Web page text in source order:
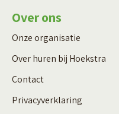
Over ons
Onze organisatie
Over huren bij Hoekstra
Contact
Privacyverklaring